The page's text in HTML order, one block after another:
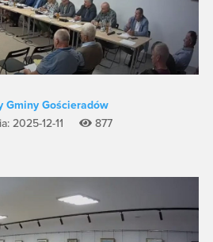
Gminy Gościeradów
2025-12-11
877